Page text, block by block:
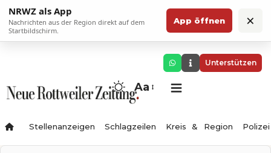
NRWZ als App
Nachrichten aus der Region direkt auf dem
Startbildschirm.
App öffnen ×
Unterstützen
Aa
Stellenanzeigen Schlagzeilen Kreis & Region Polizei